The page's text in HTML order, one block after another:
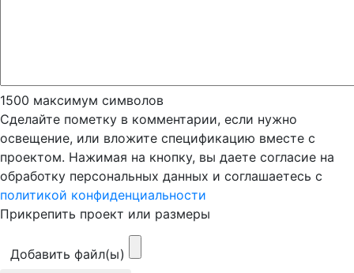
1500 максимум символов
Сделайте пометку в комментарии, если нужно
освещение, или вложите спецификацию вместе с
проектом. Нажимая на кнопку, вы даете согласие на
обработку персональных данных и соглашаетесь с
политикой конфиденциальности
Прикрепить проект или размеры
Добавить файл(ы)